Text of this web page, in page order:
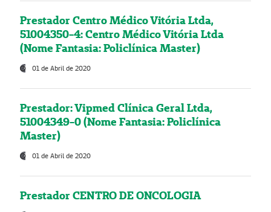
Prestador Centro Médico Vitória Ltda,
51004350-4: Centro Médico Vitória Ltda
(Nome Fantasia: Policlínica Master)
01 de Abril de 2020
Prestador: Vipmed Clínica Geral Ltda,
51004349-0 (Nome Fantasia: Policlínica
Master)
01 de Abril de 2020
Prestador CENTRO DE ONCOLOGIA